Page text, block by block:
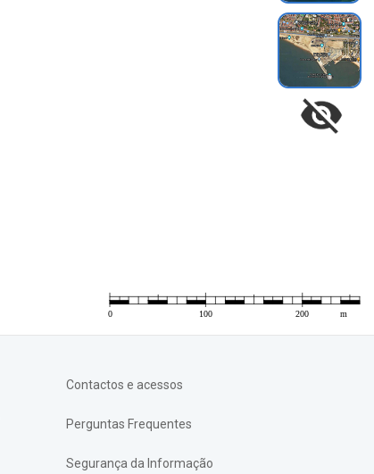
Contactos e acessos
Perguntas Frequentes
Segurança da Informação